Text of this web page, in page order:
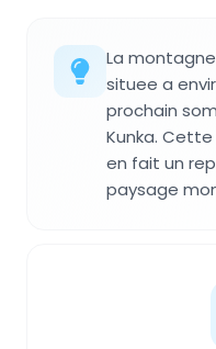
La
situee a
prochain
Kunka.
en fait un
paysage